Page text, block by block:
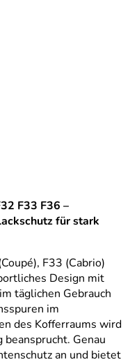
F33 F36 –
für stark
F33 (Cabrio)
Design mit
täglichen Gebrauch
im
des Kofferraums wird
Genau
an und bietet